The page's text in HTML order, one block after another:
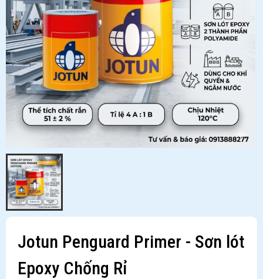
Jotun Penguard Primer - Sơn lót
Epoxy Chống Rỉ